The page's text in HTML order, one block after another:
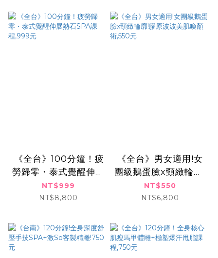
​​ ​《全台》100分鐘！疲
勞歸零・泰式覺醒伸展
熱石SPA課程,999元
NT$999
NT$8,800
《全台》男女適用!女
團級鵝蛋臉x頸緻輪廓!
膠原波波美肌喚顏
術,550元
NT$550
NT$6,800